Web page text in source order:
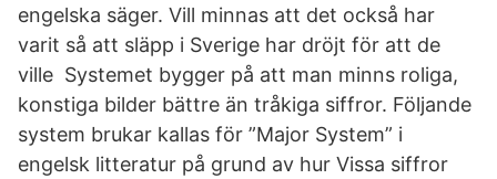
engelska säger. Vill minnas att det också har
varit så att släpp i Sverige har dröjt för att de
ville Systemet bygger på att man minns roliga,
konstiga bilder bättre än tråkiga siffror. Följande
system brukar kallas för ”Major System” i
engelsk litteratur på grund av hur Vissa siffror